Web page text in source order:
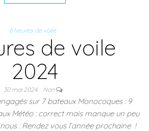
6 heures de voile
de voile
2024
30 mai 2024 Non
sur 7 bateaux Monocoques : 9
Météo : correct mais manque un peu
: Rendez vous l’année prochaine !